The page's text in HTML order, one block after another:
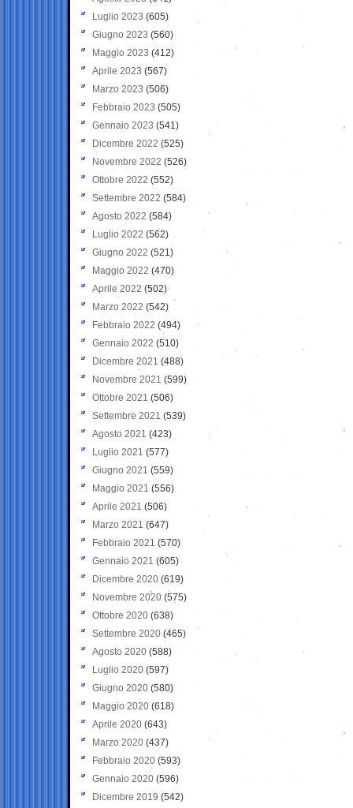
Luglio 2023 (605)
Giugno 2023 (560)
Maggio 2023 (412)
Aprile 2023 (567)
Marzo 2023 (506)
Febbraio 2023 (505)
Gennaio 2023 (541)
Dicembre 2022 (525)
Novembre 2022 (526)
Ottobre 2022 (552)
Settembre 2022 (584)
Agosto 2022 (584)
Luglio 2022 (562)
Giugno 2022 (521)
Maggio 2022 (470)
Aprile 2022 (502)
Marzo 2022 (542)
Febbraio 2022 (494)
Gennaio 2022 (510)
Dicembre 2021 (488)
Novembre 2021 (599)
Ottobre 2021 (506)
Settembre 2021 (539)
Agosto 2021 (423)
Luglio 2021 (577)
Giugno 2021(559)
Maggio 2021 (556)
Aprile 2021 (506)
Marzo 2021 (647)
Febbraio 2021 (570)
Gennaio 2021 (605)
Dicembre 2020 (619)
Novembre 2020 (575)
Ottobre 2020 (638)
Settembre 2020(465)
Agosto 2020 (588)
Luglio 2020 (597)
Giugno 2020 (580)
Maggio 2020 (618)
Aprile 2020 (643)
Marzo 2020 (437)
Febbraio 2020 (593)
Gennaio 2020 (596)
Dicembre 2019 (542)